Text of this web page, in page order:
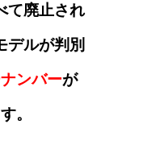
て廃止され
デルが判別
ンバーが
。